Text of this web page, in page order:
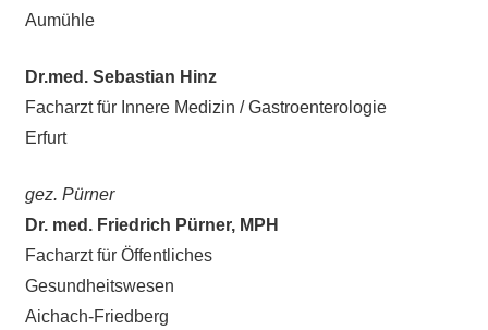
Aumühle
Dr.med. Sebastian Hinz
Facharzt für Innere Medizin / Gastroenterologie
Erfurt
gez. Pürner
Dr. med. Friedrich Pürner, MPH
Facharzt für Öffentliches
Gesundheitswesen
Aichach-Friedberg